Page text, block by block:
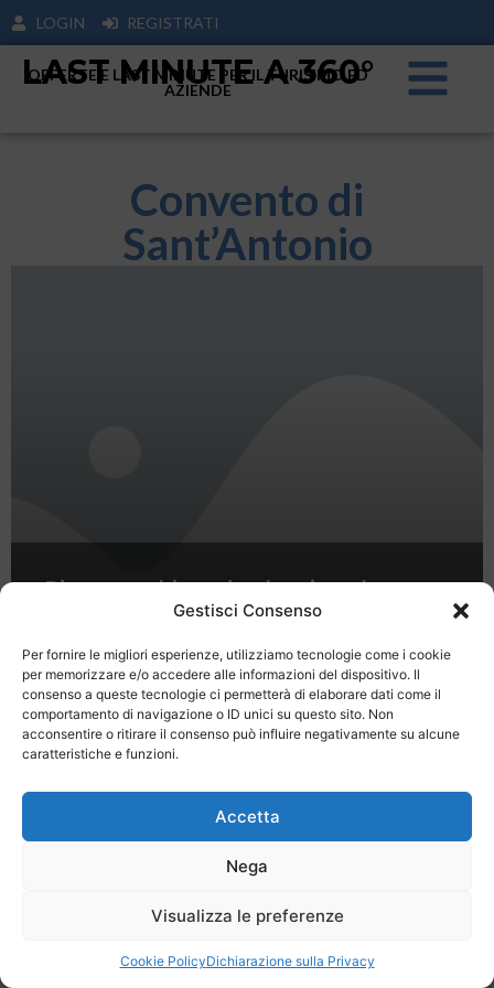
Gestisci Consenso
Per fornire le migliori esperienze, utilizziamo tecnologie come i cookie
per memorizzare e/o accedere alle informazioni del dispositivo. Il
consenso a queste tecnologie ci permetterà di elaborare dati come il
comportamento di navigazione o ID unici su questo sito. Non
acconsentire o ritirare il consenso può influire negativamente su alcune
caratteristiche e funzioni.
Accetta
Nega
Visualizza le preferenze
Cookie PolicyDichiarazione sulla Privacy
LOGIN REGISTRATI
LAST MINUTE A 360°
OFFERTE E LAST MINUTE PER IL TURISIMO ED
AZIENDE
Convento di
Sant’Antonio
Pisa, per chi crede che sia soltanto
la Città dalla Torre che pende nel